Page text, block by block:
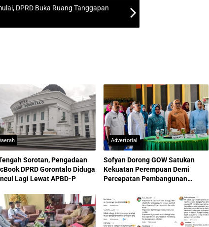
DPRD Buka Ruang Tanggapan
Sorotan, Pengadaan
DPRD Gorontalo Diduga
Lagi Lewat APBD-P
Advertorial
Sofyan Dorong GOW Satukan
Kekuatan Perempuan Demi
Percepatan Pembangunan